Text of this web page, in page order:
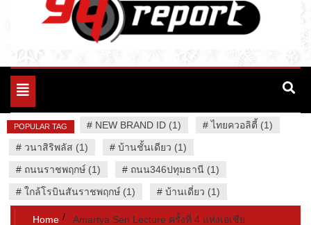
94 Report.com
Variety News
Toggle
POPULAR TAG # NEW BRAND ID (1) #ไทยควอลิตี้ (1)
# วนาสิริพลัส (1) # บ้านชั้นเดียว (1)
# ถนนราชพฤกษ์ (1) # ถนน346ปทุมธานี (1)
# ใกล้โรบินสันราชพฤกษ์ (1) # บ้านเดี่ยว (1)
Home Amartya Sen Lecture ครั้งที่ 4 แห่งเอเชีย